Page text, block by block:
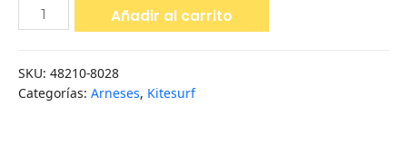
Añadir al carrito
SKU: 48210-8028
Categorías: Arneses, Kitesurf